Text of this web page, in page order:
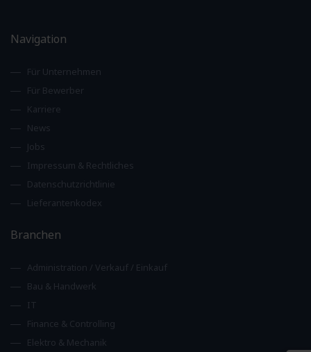
Navigation
Für Unternehmen
Für Bewerber
Karriere
News
Jobs
Impressum & Rechtliches
Datenschutzrichtlinie
Lieferantenkodex
Branchen
Administration / Verkauf / Einkauf
Bau & Handwerk
IT
Finance & Controlling
Elektro & Mechanik